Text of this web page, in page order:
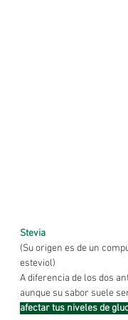
Stevia
(Su origen es de un
esteviol)
A diferencia de los dos
aunque su sabor suele
afectar tus niveles de